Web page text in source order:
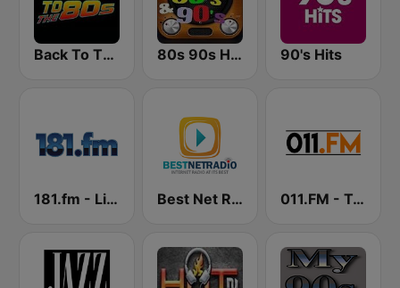
Back To The 80's Radio 80s 90s Hits Radio 90's Hits
181.fm - Lite 90's Best Net Radio - 80s and 90s Mix 011.FM - Totally 90s